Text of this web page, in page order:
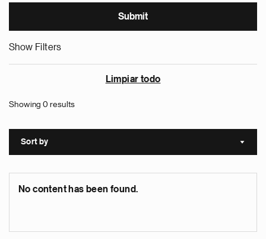
Show Filters
Limpiar todo
Showing 0 results
Sort by Sort
No content has been found.